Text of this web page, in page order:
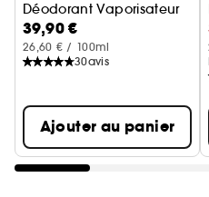
Déodorant Vaporisateur
39,90 €
26,60 € / 100ml
30avis
Ajouter au panier